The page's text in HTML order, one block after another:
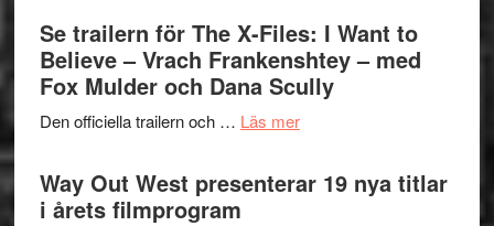
–
en
Se trailern för The X-Files: I Want to
Believe – Vrach Frankenshtey – med
Fox Mulder och Dana Scully
Den officiella trailern och … Läs merom
trailern
för
Way Out West presenterar 19 nya titlar
i årets filmprogram